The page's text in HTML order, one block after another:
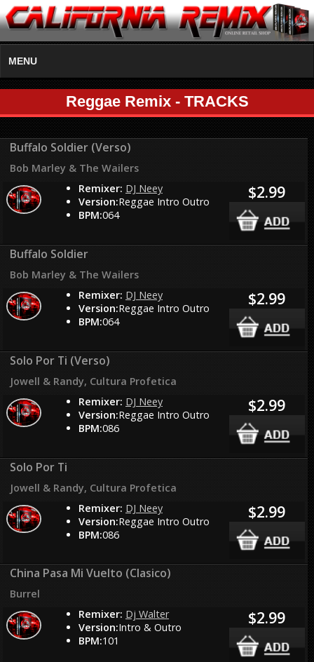
MENU
Reggae Remix - TRACKS
Buffalo Soldier (Verso)
Bob Marley & The Wailers
Remixer: DJ Neey
Version:Reggae Intro Outro
BPM:064
$2.99
Buffalo Soldier
Bob Marley & The Wailers
Remixer: DJ Neey
Version:Reggae Intro Outro
BPM:064
$2.99
Solo Por Ti (Verso)
Jowell & Randy, Cultura Profetica
Remixer: DJ Neey
Version:Reggae Intro Outro
BPM:086
$2.99
Solo Por Ti
Jowell & Randy, Cultura Profetica
Remixer: DJ Neey
Version:Reggae Intro Outro
BPM:086
$2.99
China Pasa Mi Vuelto (Clasico)
Burrel
Remixer: Dj Walter
Version:Intro & Outro
BPM:101
$2.99